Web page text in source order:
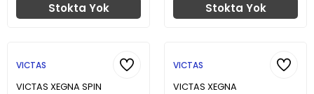
Stokta Yok Stokta Yok
VICTAS
VICTAS XEGNA SPIN
VICTAS
VICTAS XEGNA